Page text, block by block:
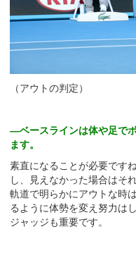
（アウトの判定）
—ベースラインは体や足で
ます。
素直になることが必要です
し、見えなかった場合はそ
軌道で明らかにアウトな時
るように体勢を変え努力は
ジャッジも重要です。